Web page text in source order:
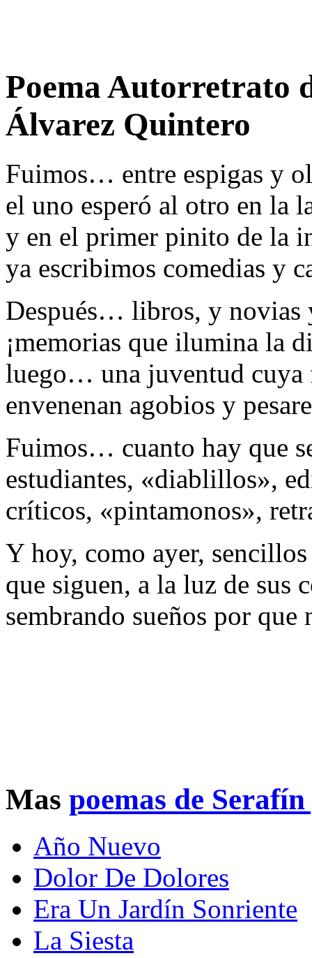
Poema Autorretrato
Álvarez Quintero
Fuimos… entre espigas y
el uno esperó al otro en la
y en el primer pinito de la
ya escribimos comedias y
Después… libros, y novias
¡memorias que ilumina la
luego… una juventud cuya
envenenan agobios y
Fuimos… cuanto hay que
estudiantes, «diablillos»,
críticos, «pintamonos»,
Y hoy, como ayer,
que siguen, a la luz de sus
sembrando sueños por que
Mas poemas de
Año Nuevo
Dolor De Dolores
Era Un Jardín Sonriente
La Siesta